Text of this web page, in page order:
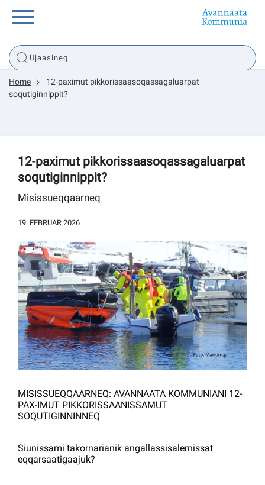
Innuttaasunut
Inuussutissarsiorneq
Tassaarsuaq
sullissivik.gl
Pilersaarutinut isaavik
Kommuni pillugu paasissutissat
Home
12-paximut pikkorissaasoqassagaluarpat
soqutiginnippit?
12-paximut pikkorissaasoqassagaluarpat
soqutiginnippit?
Misissueqqaarneq
19. FEBRUAR 2026
MISISSUEQQAARNEQ: AVANNAATA KOMMUNIANI 12-
PAX-IMUT PIKKORISSAANISSAMUT
SOQUTIGINNINNEQ
Siunissami takornarianik angallassisalernissat
eqqarsaatigaajuk?